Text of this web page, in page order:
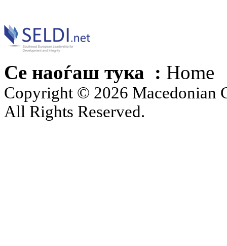
Се наоѓаш тука : Home
Copyright © 2026 Macedonian
All Rights Reserved.